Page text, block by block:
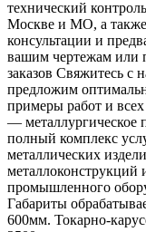
технический
Москве и МО, а
консультации и
вашим чертежам или
заказов Свяжитесь с
предложим
примеры работ и
— металлургическое
полный комплекс
металлических
металлоконструкций
промышленного
Габариты
600мм. Токарно-